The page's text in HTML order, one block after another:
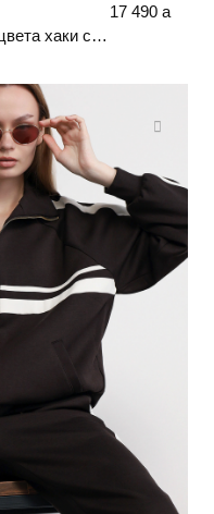
Куртка трикотажная цвета хаки с накладными карманами
17 490a